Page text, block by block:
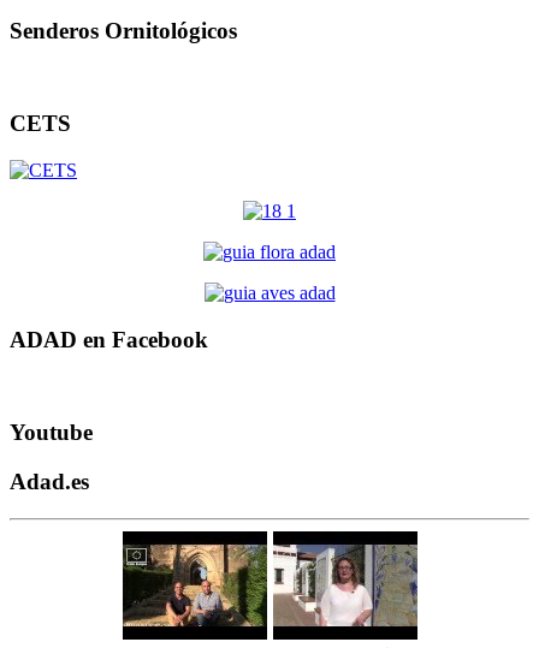
Senderos Ornitológicos
CETS
ADAD en Facebook
Youtube
Adad.es